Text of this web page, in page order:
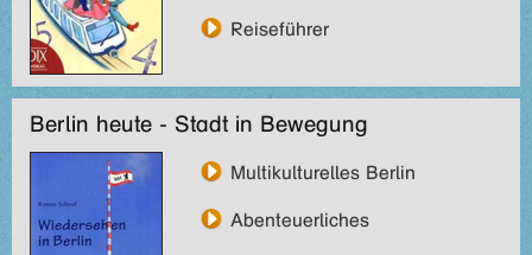
Reiseführer
Berlin heute - Stadt in Bewegung
Multikulturelles Berlin
Abenteuerliches